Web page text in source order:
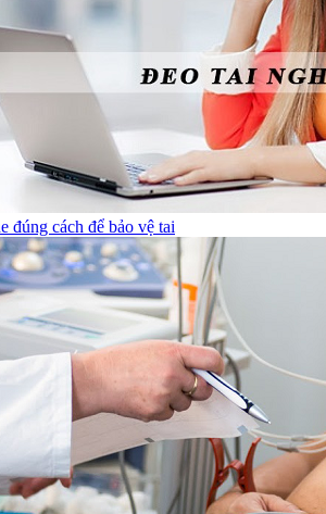
đúng cách để bảo vệ tai